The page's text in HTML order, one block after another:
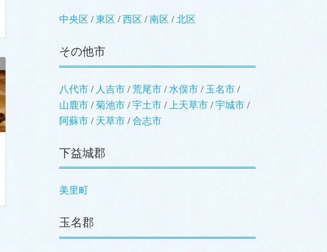
中央区 東区 西区 南区 北区
その他市
八代市 人吉市 荒尾市 水俣市
玉名市
山鹿市
菊池市 宇土市 上天草市
宇城市
阿蘇市
天草市 合志市
下益城郡
美里町
玉名郡